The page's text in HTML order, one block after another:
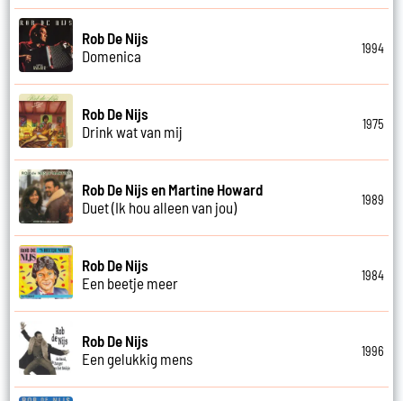
Rob De Nijs
Domenica
1994
Rob De Nijs
Drink wat van mij
1975
Rob De Nijs en Martine Howard
Duet (Ik hou alleen van jou)
1989
Rob De Nijs
Een beetje meer
1984
Rob De Nijs
Een gelukkig mens
1996